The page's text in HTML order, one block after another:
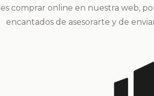
comprar online en nuestra web,
encantados de asesorarte y de